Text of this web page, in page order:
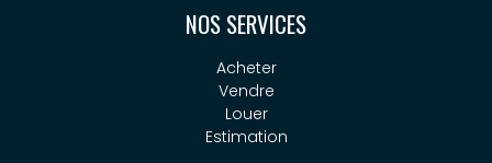
NOS SERVICES
Acheter
Vendre
Louer
Estimation